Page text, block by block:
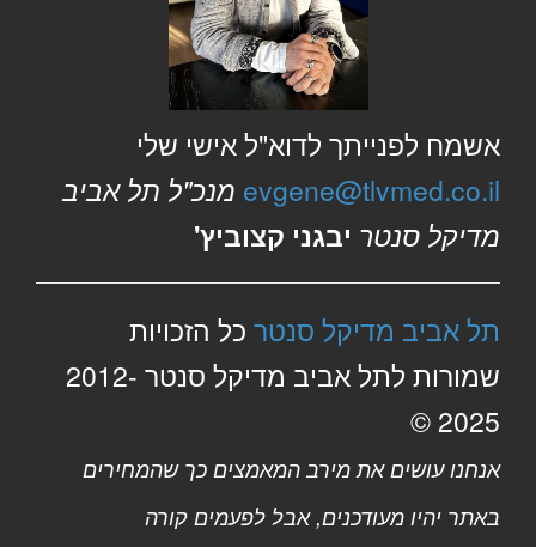
אשמח לפנייתך לדוא"ל אישי שלי
evgene@tlvmed.co.il מנכ"ל תל אביב
מדיקל סנטר יבגני קצוביץ'
תל אביב מדיקל סנטר כל הזכויות
שמורות לתל אביב מדיקל סנטר 2012-
2025 ©
אנחנו עושים את מירב המאמצים כך שהמחירים
באתר יהיו מעודכנים, אבל לפעמים קורה